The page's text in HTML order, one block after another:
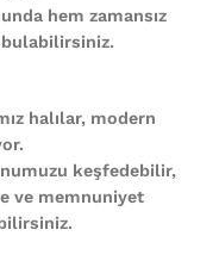
hem zamansız
bulabilirsiniz.
halılar, modern
keşfedebilir,
ve memnuniyet